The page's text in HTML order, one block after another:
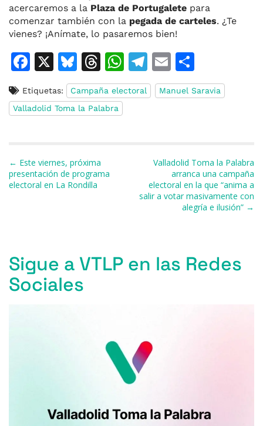
acercaremos a la Plaza de Portugalete para
comenzar también con la pegada de carteles. ¿Te
vienes? ¡Anímate, lo pasaremos bien!
F
c
e
o
o
k
X
Bl
u
e
s
y
T
h
re
a
W
h
at
T
el
e
m
E
m
ai
o
m
ti
r
Etiquetas: Campaña electoral
Manuel Saravia
Valladolid Toma la Palabra
Navegación de entradas
← Este viernes, próxima
presentación de programa
electoral en La Rondilla
Valladolid Toma la Palabra
arranca una campaña
electoral en la que “anima a
salir a votar masivamente con
alegría e ilusión” →
Sigue a VTLP en las Redes
Sociales